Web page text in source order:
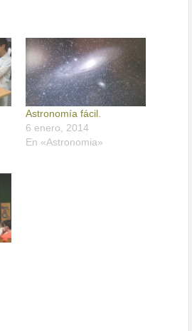
Astronomía fácil.
6 enero, 2014
En «Astronomia»